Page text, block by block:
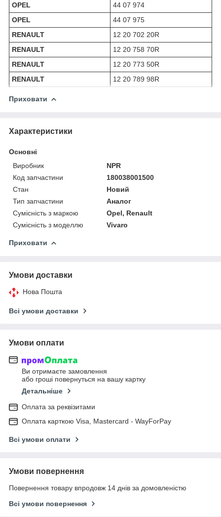
OPEL
44 07 974
OPEL
44 07 975
RENAULT
12 20 702 20R
RENAULT
12 20 758 70R
RENAULT
12 20 773 50R
RENAULT
12 20 789 98R
Приховати
Характеристики
Основні
Виробник
NPR
Код запчастини
180038001500
Стан
Новий
Тип запчастини
Аналог
Сумісність з маркою
Opel, Renault
Сумісність з моделлю
Vivaro
Приховати
Умови доставки
Нова Пошта
Всі умови доставки
Умови оплати
Ви отримаєте замовлення
або гроші повернуться на вашу картку
Детальніше
Оплата за реквізитами
Оплата карткою Visa, Mastercard - WayForPay
Всі умови оплати
Умови повернення
Повернення товару впродовж 14 днів за домовленістю
Всі умови повернення